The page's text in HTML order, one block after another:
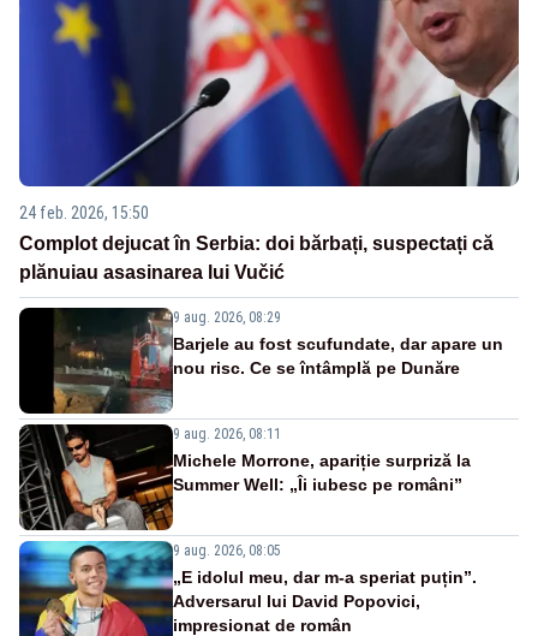
24 feb. 2026, 15:50
Complot dejucat în Serbia: doi bărbați, suspectați că
plănuiau asasinarea lui Vučić
9 aug. 2026, 08:29
Barjele au fost scufundate, dar apare un
nou risc. Ce se întâmplă pe Dunăre
9 aug. 2026, 08:11
Michele Morrone, apariție surpriză la
Summer Well: „Îi iubesc pe români”
9 aug. 2026, 08:05
„E idolul meu, dar m-a speriat puțin”.
Adversarul lui David Popovici,
impresionat de român